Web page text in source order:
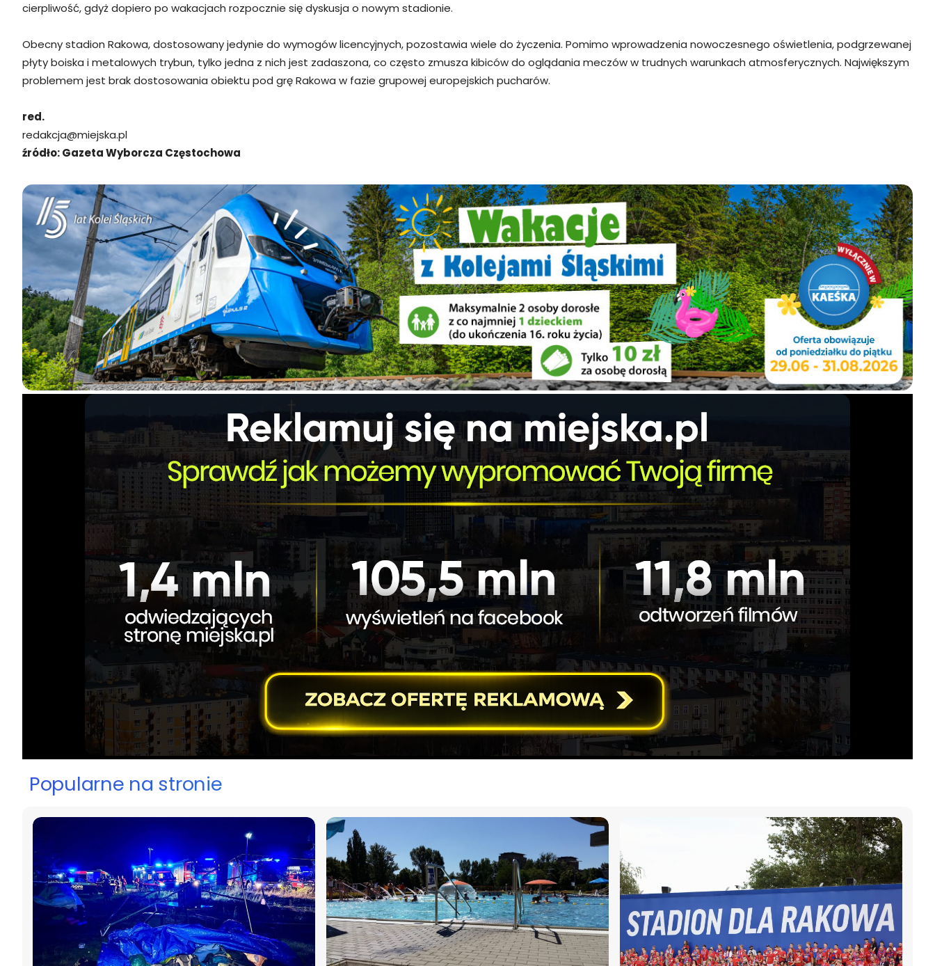
cierpliwość, gdyż dopiero po wakacjach rozpocznie się dyskusja o nowym stadionie.
Obecny stadion Rakowa, dostosowany jedynie do wymogów licencyjnych, pozostawia wiele do życzenia. Pomimo wprowadzenia nowoczesnego oświetlenia, podgrzewanej
płyty boiska i metalowych trybun, tylko jedna z nich jest zadaszona, co często zmusza kibiców do oglądania meczów w trudnych warunkach atmosferycznych. Największym
problemem jest brak dostosowania obiektu pod grę Rakowa w fazie grupowej europejskich pucharów.
red.
redakcja@miejska.pl
źródło: Gazeta Wyborcza Częstochowa
Popularne na stronie